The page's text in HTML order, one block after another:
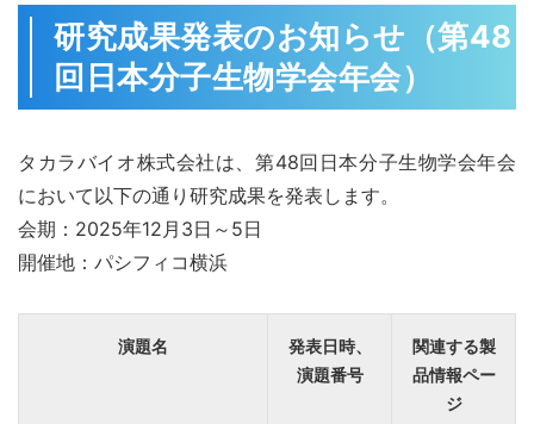
研究成果発表のお知らせ（第48
回日本分子生物学会年会）
タカラバイオ株式会社は、第48回日本分子生物学会年会
において以下の通り研究成果を発表します。
会期：2025年12月3日～5日
開催地：パシフィコ横浜
演題名
発表日時、
演題番号
関連する製
品情報ペー
ジ